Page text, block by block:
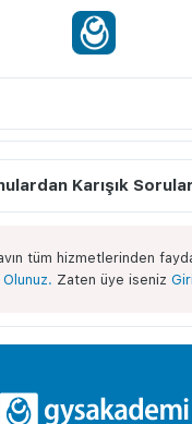
Karışık
tüm hizmetlerinden
Zaten üye iseniz